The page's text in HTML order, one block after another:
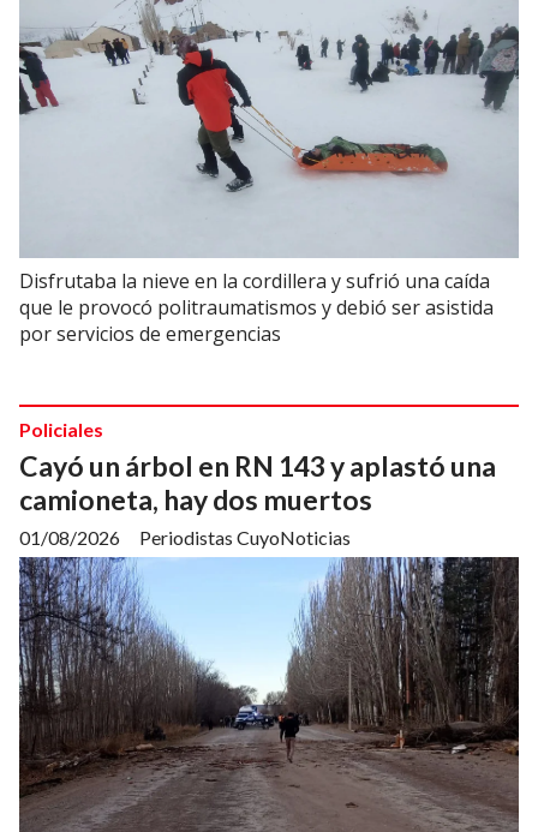
Disfrutaba la nieve en la cordillera y sufrió una caída
que le provocó politraumatismos y debió ser asistida
por servicios de emergencias
Cayó un árbol en RN 143 y aplastó una
camioneta, hay dos muertos
Periodistas CuyoNoticias
Policiales
01/08/2026